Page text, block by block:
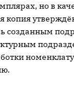
но в
копия
созданным